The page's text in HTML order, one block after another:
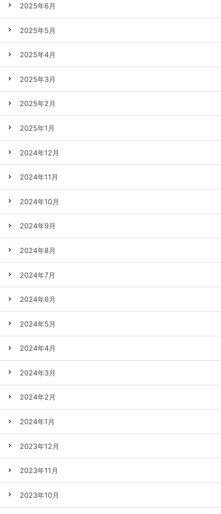
2025年6月
2025年5月
2025年4月
2025年3月
2025年2月
2025年1月
2024年12月
2024年11月
2024年10月
2024年9月
2024年8月
2024年7月
2024年6月
2024年5月
2024年4月
2024年3月
2024年2月
2024年1月
2023年12月
2023年11月
2023年10月